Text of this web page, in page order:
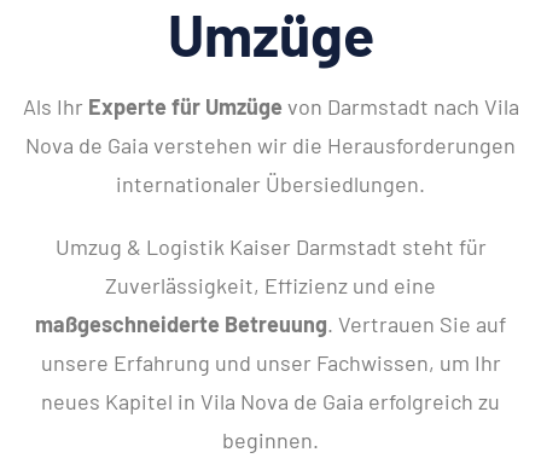
Umzüge
Als Ihr Experte für Umzüge von Darmstadt nach Vila
Nova de Gaia verstehen wir die Herausforderungen
internationaler Übersiedlungen.
Umzug & Logistik Kaiser Darmstadt steht für
Zuverlässigkeit, Effizienz und eine
maßgeschneiderte Betreuung. Vertrauen Sie auf
unsere Erfahrung und unser Fachwissen, um Ihr
neues Kapitel in Vila Nova de Gaia erfolgreich zu
beginnen.